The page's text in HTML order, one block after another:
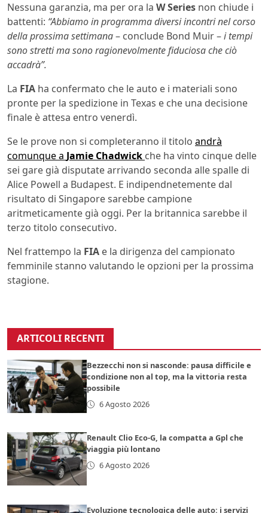
Nessuna garanzia, ma per ora la W Series non chiude i
battenti: “Abbiamo in programma diversi incontri nel corso
della prossima settimana– conclude Bond Muir –i tempi
sono stretti ma sono ragionevolmente fiduciosa che ciò
accadrà”.
La FIA ha confermato che le auto e i materiali sono
pronte per la spedizione in Texas e che una decisione
finale è attesa entro venerdì.
Se le prove non si completeranno il titolo andrà
comunque a Jamie Chadwick che ha vinto cinque delle
sei gare già disputate arrivando seconda alle spalle di
Alice Powell a Budapest. E indipendnetemente dal
risultato di Singapore sarebbe campione
aritmeticamente già oggi. Per la britannica sarebbe il
terzo titolo consecutivo.
Nel frattempo la FIA e la dirigenza del campionato
femminile stanno valutando le opzioni per la prossima
stagione.
ARTICOLI RECENTI
Bezzecchi non si nasconde: pausa difficile e
condizione non al top, ma la vittoria resta
possibile
6 Agosto 2026
Renault Clio Eco-G, la compatta a Gpl che
viaggia più lontano
6 Agosto 2026
Evoluzione tecnologica delle auto: i servizi